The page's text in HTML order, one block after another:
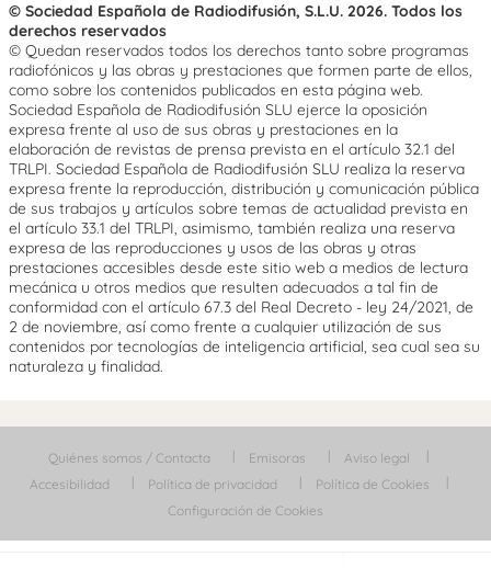
© Sociedad Española de Radiodifusión, S.L.U. 2026. Todos los
derechos reservados
© Quedan reservados todos los derechos tanto sobre programas
radiofónicos y las obras y prestaciones que formen parte de ellos,
como sobre los contenidos publicados en esta página web.
Sociedad Española de Radiodifusión SLU ejerce la oposición
expresa frente al uso de sus obras y prestaciones en la
elaboración de revistas de prensa prevista en el artículo 32.1 del
TRLPI. Sociedad Española de Radiodifusión SLU realiza la reserva
expresa frente la reproducción, distribución y comunicación pública
de sus trabajos y artículos sobre temas de actualidad prevista en
el artículo 33.1 del TRLPI, asimismo, también realiza una reserva
expresa de las reproducciones y usos de las obras y otras
prestaciones accesibles desde este sitio web a medios de lectura
mecánica u otros medios que resulten adecuados a tal fin de
conformidad con el artículo 67.3 del Real Decreto - ley 24/2021, de
2 de noviembre, así como frente a cualquier utilización de sus
contenidos por tecnologías de inteligencia artificial, sea cual sea su
naturaleza y finalidad.
Quiénes somos / Contacta Emisoras
Aviso legal
Accesibilidad
Política de privacidad
Política de Cookies
Configuración de Cookies